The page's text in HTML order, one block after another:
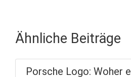
Ähnliche Beiträge
Porsche Logo: Woher